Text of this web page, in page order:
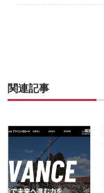
関連記事